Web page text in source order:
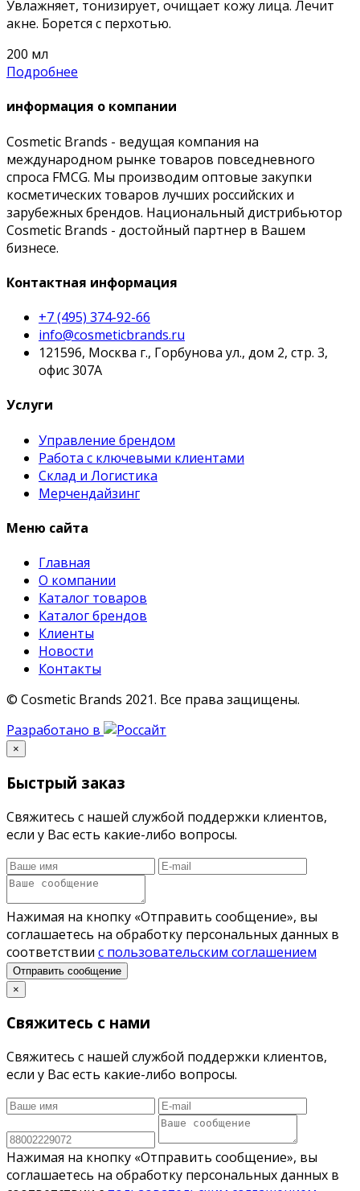
Увлажняет, тонизирует, очищает кожу лица. Лечит
акне. Борется с перхотью.
200 мл
Подробнее
информация о компании
Cosmetic Brands - ведущая компания на
международном рынке товаров повседневного
спроса FMCG. Мы производим оптовые закупки
косметических товаров лучших российских и
зарубежных брендов. Национальный дистрибьютор
Cosmetic Brands - достойный партнер в Вашем
бизнесе.
Контактная информация
+7 (495) 374-92-66
info@cosmeticbrands.ru
121596, Москва г., Горбунова ул., дом 2, стр. 3,
офис 307А
Услуги
Управление брендом
Работа с ключевыми клиентами
Склад и Логистика
Мерчендайзинг
Меню сайта
Главная
О компании
Каталог товаров
Каталог брендов
Клиенты
Новости
Контакты
© Cosmetic Brands 2021. Все права защищены.
Разработано в
×
Быстрый заказ
Свяжитесь с нашей службой поддержки клиентов,
если у Вас есть какие-либо вопросы.
Нажимая на кнопку «Отправить сообщение», вы
соглашаетесь на обработку персональных данных в
соответствии с пользовательским соглашением
Отправить сообщение
×
Свяжитесь с нами
Свяжитесь с нашей службой поддержки клиентов,
если у Вас есть какие-либо вопросы.
Нажимая на кнопку «Отправить сообщение», вы
соглашаетесь на обработку персональных данных в